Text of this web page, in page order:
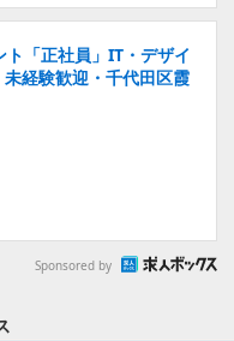
「正社員」IT・デザイ
経験歓迎・千代田区霞
Sponsored by